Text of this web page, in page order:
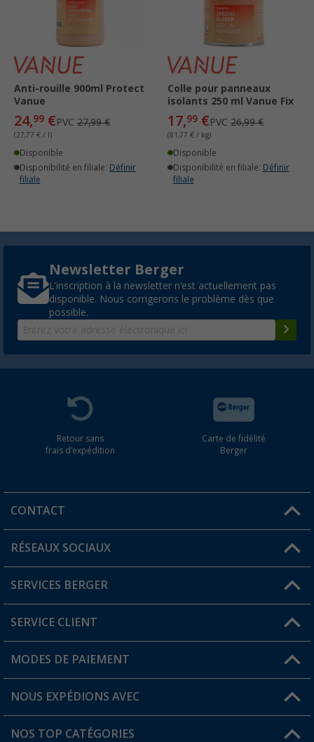
Anti-rouille 900ml Protect
Vanue
24,99 €PVC 27,99 €
(27,77 € / l)
Disponible
Disponibilité en filiale: Définir
filiale
Colle pour panneaux
isolants 250 ml Vanue Fix
17,99 €PVC 26,99 €
(81,77 € / kg)
Disponible
Disponibilité en filiale: Définir
filiale
Newsletter Berger
L'inscription à la newsletter n'est actuellement pas
disponible. Nous corrigerons le problème dès que
possible.
Retour sans
frais d'expédition
Carte de fidélité
Berger
CONTACT
Une question ?
Trouver une magasin
RÉSEAUX SOCIAUX
SERVICES BERGER
Devenir revendeur
Mon compte
Carte de fidélité Berger
SERVICE CLIENT
FAQ et contact
Informations sur l'expédition
MODES DE PAIEMENT
NOUS EXPÉDIONS AVEC
NOS TOP CATÉGORIES